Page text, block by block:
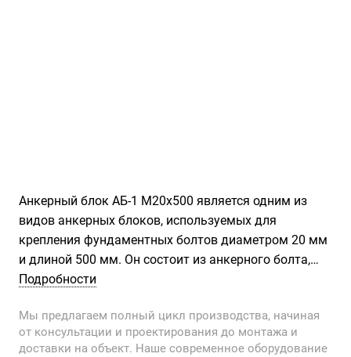
Анкерный блок АБ-1 М20х500 является одним из
видов анкерных блоков, используемых для
крепления фундаментных болтов диаметром 20 мм
и длиной 500 мм. Он состоит из анкерного болта,
который устанавливается в отверстие в фундаменте
крепление фундаментного болта к основанию и
предотвращает его смещение или деформацию.
Подробности
Мы предлагаем полный цикл производства, начиная
от консультации и проектирования до монтажа и
доставки на объект. Наше современное оборудование